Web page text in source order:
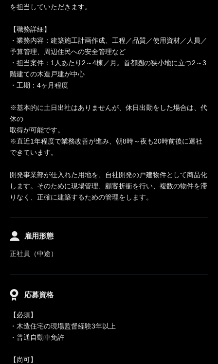
を担当していただきます。
【職務詳細】
・業務内容：建築施工計画作成、工程／品質／使用資材／人員／
予算管理、周辺住民への安全管理など
・担当案件：1人あたり2～4棟／月。首都圏の狭小地に立つ2～3
階建ての木造戸建が中心
・工期：4ヶ月程度
※基本的に土日出社はありませんが、休日出勤をした場合は、代
休の
取得が可能です。
※直近1年程度で業務改善が進み、朝8時～夜も20時前後に退社
できています。
開発事業部が仕入れた用地を、自社開発の戸建物件として商品化
します。そのために現場管理、顧客折衝を行い、複数の物件を滞
りなく、正確に建築するための管理をします。
雇用形態
正社員（中途）
応募資格
【必須】
・木造住宅の現場監督経験3年以上
・普通自動車免許
【尚可】